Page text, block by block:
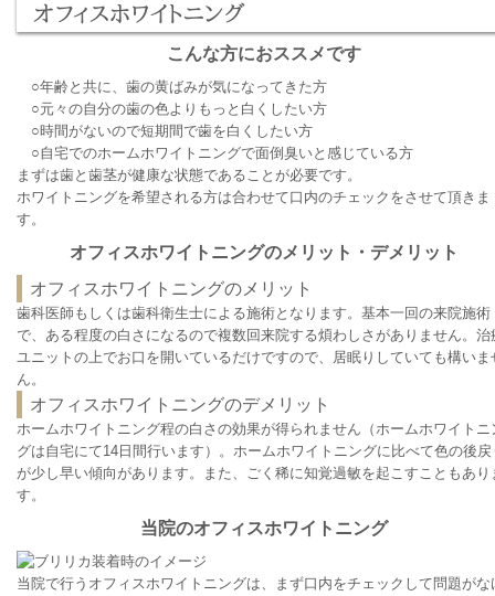
オフィスホワイトニング
こんな方におススメです
○年齢と共に、歯の黄ばみが気になってきた方
○元々の自分の歯の色よりもっと白くしたい方
○時間がないので短期間で歯を白くしたい方
○自宅でのホームホワイトニングで面倒臭いと感じている方
まずは歯と歯茎が健康な状態であることが必要です。
ホワイトニングを希望される方は合わせて口内のチェックをさせて頂きま
す。
オフィスホワイトニングのメリット・デメリット
オフィスホワイトニングのメリット
歯科医師もしくは歯科衛生士による施術となります。基本一回の来院施術
で、ある程度の白さになるので複数回来院する煩わしさがありません。治
ユニットの上でお口を開いているだけですので、居眠りしていても構いま
ん。
オフィスホワイトニングのデメリット
ホームホワイトニング程の白さの効果が得られません（ホームホワイトニ
グは自宅にて14日間行います）。ホームホワイトニングに比べて色の後戻
が少し早い傾向があります。また、ごく稀に知覚過敏を起こすこともあり
す。
当院のオフィスホワイトニング
当院で行うオフィスホワイトニングは、まず口内をチェックして問題がな